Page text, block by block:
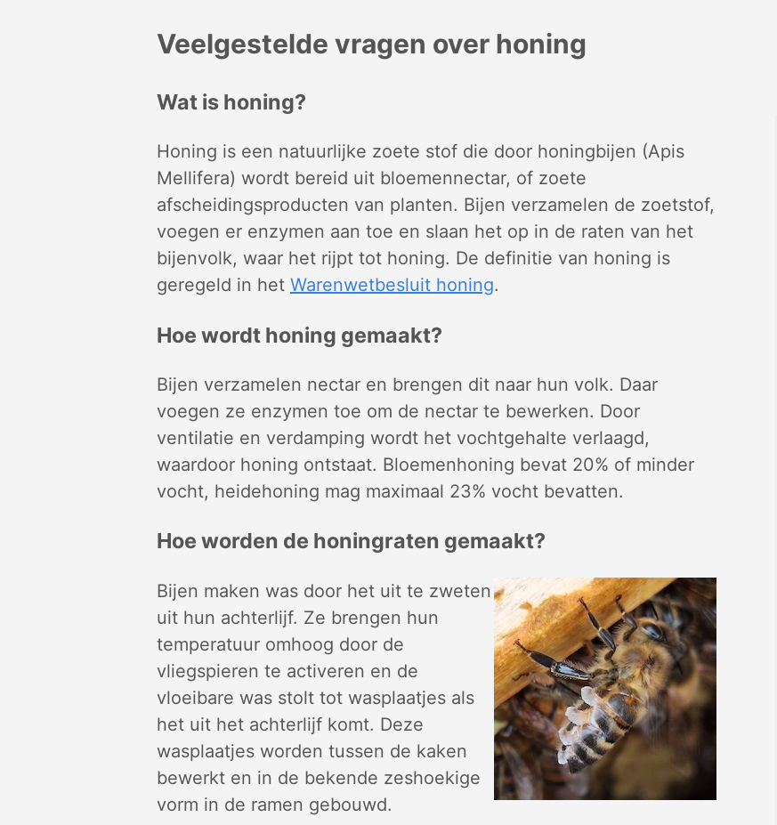
Veelgestelde vragen over honing
Wat is honing?
Honing is een natuurlijke zoete stof die door honingbijen (Apis
Mellifera) wordt bereid uit bloemennectar, of zoete
afscheidingsproducten van planten. Bijen verzamelen de zoetstof,
voegen er enzymen aan toe en slaan het op in de raten van het
bijenvolk, waar het rijpt tot honing. De definitie van honing is
geregeld in het Warenwetbesluit honing.
Hoe wordt honing gemaakt?
Bijen verzamelen nectar en brengen dit naar hun volk. Daar
voegen ze enzymen toe om de nectar te bewerken. Door
ventilatie en verdamping wordt het vochtgehalte verlaagd,
waardoor honing ontstaat. Bloemenhoning bevat 20% of minder
vocht, heidehoning mag maximaal 23% vocht bevatten.
Hoe worden de honingraten gemaakt?
Bijen maken was door het uit te zweten
uit hun achterlijf. Ze brengen hun
temperatuur omhoog door de
vliegspieren te activeren en de
vloeibare was stolt tot wasplaatjes als
het uit het achterlijf komt. Deze
wasplaatjes worden tussen de kaken
bewerkt en in de bekende zeshoekige
vorm in de ramen gebouwd.